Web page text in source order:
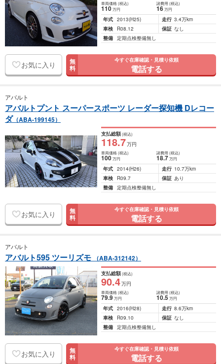
車両価格(税込)
110万円
諸費用 (税込)
16 万円
年式 2013(H25) 走行 3.4万km
車検
R08.12 保証 なし
整備 定期点検整備無し
お気に入り 無
料
今すぐ在庫確認・見積り依頼
電話する
アバルト
アバルトプント スーパースポーツ レーダー探知機 Dレコー
ダ（ABA-199145）
支払総額(税込)
118.7万円
車両価格(税込)
100万円
諸費用 (税込)
18.7 万円
年式 2014(H26) 走行 10.7万km
車検
R09.7 保証 あり
整備 定期点検整備無し
お気に入り 無
料
今すぐ在庫確認・見積り依頼
電話する
アバルト
アバルト595 ツーリズモ （ABA-312142）
支払総額(税込)
90.4万円
車両価格(税込)
79.9万円
諸費用 (税込)
10.5 万円
年式 2016(H28) 走行 8.6万km
車検
R09.10 保証 なし
整備 定期点検整備無し
お気に入り 無
料
今すぐ在庫確認・見積り依頼
電話する